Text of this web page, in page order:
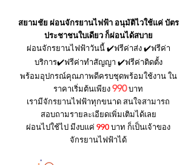
สยามชัย ผ่อนจักรยานไฟฟ้า อนุมัติไวใช้แค่ บัตร
ประชาชนใบเดียว ก็ผ่อนได้สบาย
ผ่อนจักรยานไฟฟ้าวันนี้ ✔️ฟรีค่าส่ง ✔️ฟรีค่า
บริการ✔️ฟรีค่าทำสัญญา ✔️ฟรีค่าติดตั้ง
พร้อมอุปกรณ์คุณภาพดีครบชุดพร้อมใช้งาน ใน
ราคาเริ่มต้นเพียง 990บาท
เรามีจักรยานไฟฟ้าทุกขนาด สนใจสามารถ
สอบถามรายละเอียดเพิ่มเติมได้เลย
ผ่อนไปใช้ไป มีงบแค่ 990 บาท ก็เป็นเจ้าของ
จักรยานไฟฟ้าได้